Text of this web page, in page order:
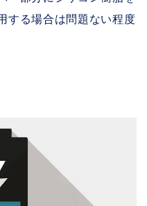
する場合は問題ない程度